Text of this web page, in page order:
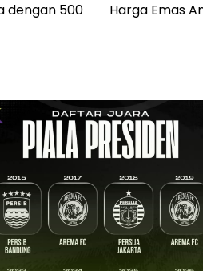
dengan 500
Harga Emas